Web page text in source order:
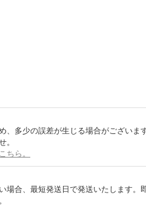
、多少の誤差が生じる場合がございます
。
ちら。
場合、最短発送日で発送いたします。